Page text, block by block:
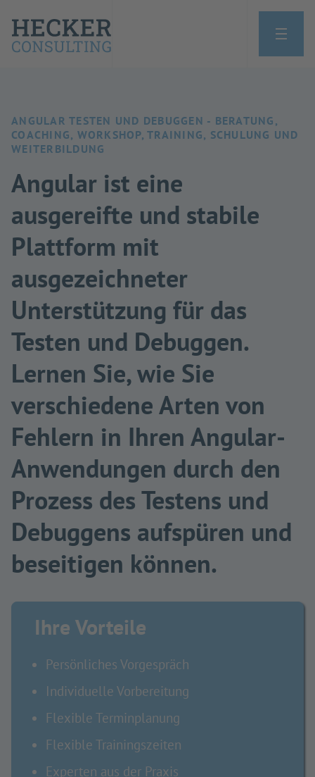
ANGULAR TESTEN UND DEBUGGEN - BERATUNG,
COACHING, WORKSHOP, TRAINING, SCHULUNG UND
WEITERBILDUNG
Angular ist eine
ausgereifte und stabile
Plattform mit
ausgezeichneter
Unterstützung für das
Testen und Debuggen.
Lernen Sie, wie Sie
verschiedene Arten von
Fehlern in Ihren Angular-
Anwendungen durch den
Prozess des Testens und
Debuggens aufspüren und
beseitigen können.
Ihre Vorteile
Persönliches Vorgespräch
Individuelle Vorbereitung
Flexible Terminplanung
Flexible Trainingszeiten
Experten aus der Praxis